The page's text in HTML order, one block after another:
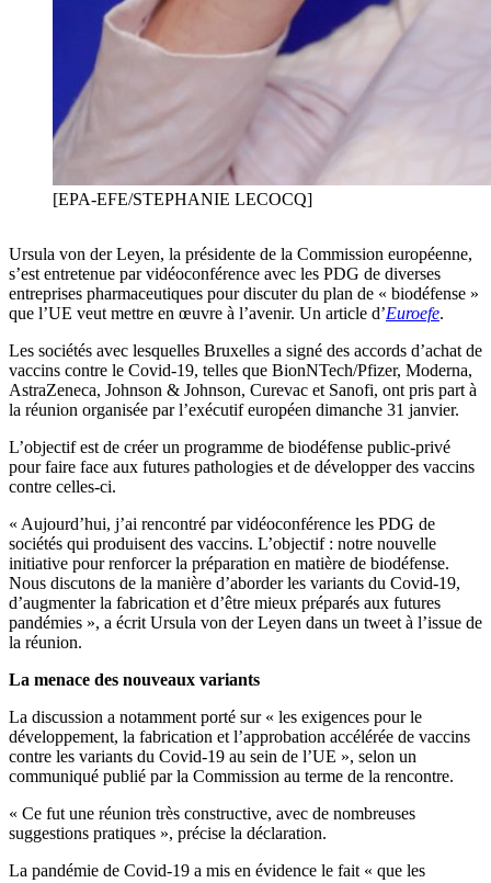
[EPA-EFE/STEPHANIE LECOCQ]
Ursula von der Leyen, la présidente de la Commission européenne,
s’est entretenue par vidéoconférence avec les PDG de diverses
entreprises pharmaceutiques pour discuter du plan de « biodéfense »
que l’UE veut mettre en œuvre à l’avenir. Un article d’Euroefe.
Les sociétés avec lesquelles Bruxelles a signé des accords d’achat de
vaccins contre le Covid-19, telles que BionNTech/Pfizer, Moderna,
AstraZeneca, Johnson & Johnson, Curevac et Sanofi, ont pris part à
la réunion organisée par l’exécutif européen dimanche 31 janvier.
L’objectif est de créer un programme de biodéfense public-privé
pour faire face aux futures pathologies et de développer des vaccins
contre celles-ci.
« Aujourd’hui, j’ai rencontré par vidéoconférence les PDG de
sociétés qui produisent des vaccins. L’objectif : notre nouvelle
initiative pour renforcer la préparation en matière de biodéfense.
Nous discutons de la manière d’aborder les variants du Covid-19,
d’augmenter la fabrication et d’être mieux préparés aux futures
pandémies », a écrit Ursula von der Leyen dans un tweet à l’issue de
la réunion.
La menace des nouveaux variants
La discussion a notamment porté sur « les exigences pour le
développement, la fabrication et l’approbation accélérée de vaccins
contre les variants du Covid-19 au sein de l’UE », selon un
communiqué publié par la Commission au terme de la rencontre.
« Ce fut une réunion très constructive, avec de nombreuses
suggestions pratiques », précise la déclaration.
La pandémie de Covid-19 a mis en évidence le fait « que les